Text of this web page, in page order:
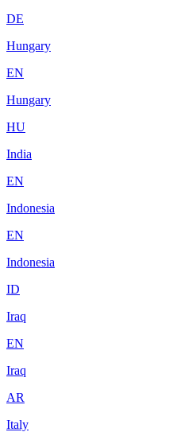
DE
Hungary
EN
Hungary
HU
India
EN
Indonesia
EN
Indonesia
ID
Iraq
EN
Iraq
AR
Italy